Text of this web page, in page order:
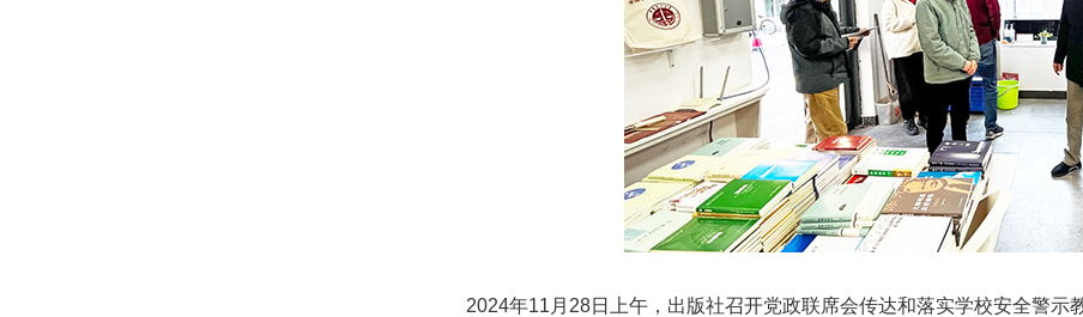
2024年11月28日上午，出版社召开党政联席会传达和落实学校安全警示